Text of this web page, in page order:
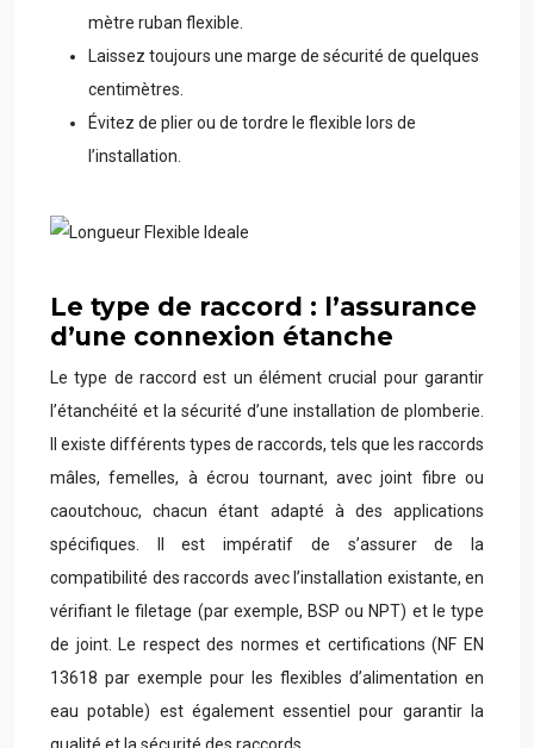
mètre ruban flexible.
Laissez toujours une marge de sécurité de quelques
centimètres.
Évitez de plier ou de tordre le flexible lors de
l’installation.
Le type de raccord : l’assurance
d’une connexion étanche
Le type de raccord est un élément crucial pour garantir
l’étanchéité et la sécurité d’une installation de plomberie.
Il existe différents types de raccords, tels que les raccords
mâles, femelles, à écrou tournant, avec joint fibre ou
caoutchouc, chacun étant adapté à des applications
spécifiques. Il est impératif de s’assurer de la
compatibilité des raccords avec l’installation existante, en
vérifiant le filetage (par exemple, BSP ou NPT) et le type
de joint. Le respect des normes et certifications (NF EN
13618 par exemple pour les flexibles d’alimentation en
eau potable) est également essentiel pour garantir la